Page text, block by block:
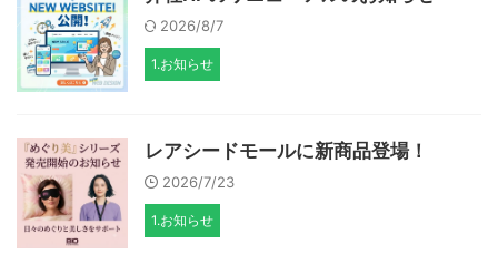
2026/8/7
1.お知らせ
レアシードモールに新商品登場！
2026/7/23
1.お知らせ